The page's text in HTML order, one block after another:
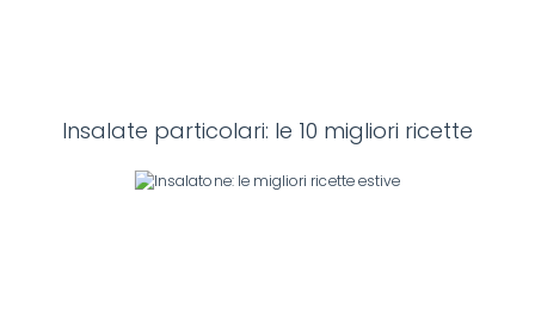
Insalate particolari: le 10 migliori ricette